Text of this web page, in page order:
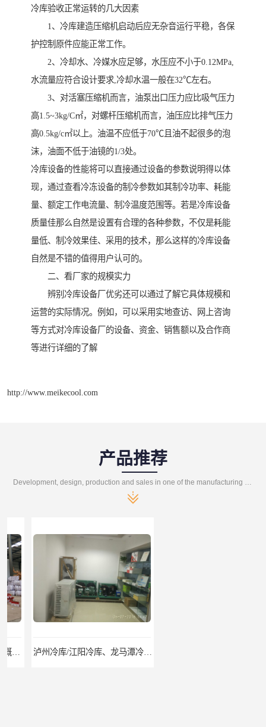
冷库验收正常运转的几大因素
1、冷库建造压缩机启动后应无杂音运行平稳，各保
护控制原件应能正常工作。
2、冷却水、冷媒水应足够，水压应不小于0.12MPa,
水流量应符合设计要求,冷却水温一般在32℃左右。
3、对活塞压缩机而言，油泵出口压力应比吸气压力
高1.5~3kg/C㎡，对螺杆压缩机而言，油压应比排气压力
高0.5kg/c㎡以上。油温不应低于70℃且油不起很多的泡
沫，油面不低于油镜的1/3处。
冷库设备的性能将可以直接通过设备的参数说明得以体
现，通过查看冷冻设备的制冷参数如其制冷功率、耗能
量、额定工作电流量、制冷温度范围等。若是冷库设备
质量佳那么自然是设置有合理的各种参数，不仅是耗能
量低、制冷效果佳、采用的技术，那么这样的冷库设备
自然是不错的值得用户认可的。
二、看厂家的规模实力
辨别冷库设备厂优劣还可以通过了解它具体规模和
运营的实际情况。例如，可以采用实地查访、网上咨询
等方式对冷库设备厂的设备、资金、销售额以及合作商
等进行详细的了解
http://www.meikecool.com
产品推荐
泸州冷库/江阳冷库、龙马潭冷库、纳溪冷库、泸县冷库、合江冷库、叙永冷库、古蔺冷库